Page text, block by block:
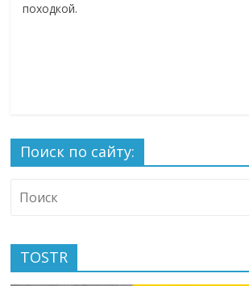
походкой.
Поиск по сайту:
TOSTR